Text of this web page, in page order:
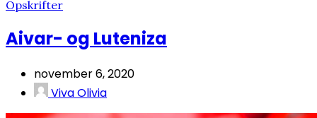
Opskrifter
Aivar- og Luteniza
november 6, 2020
Viva Olivia